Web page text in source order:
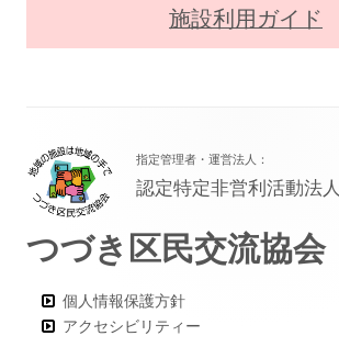
施設利用ガイド
ッ
タ
ー・
ン
指定管理者・運営法人：
認定特定非営利活動法人
つづき区民交流協会
個人情報保護方針
アクセシビリティー